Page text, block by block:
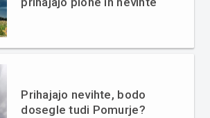
Prihajajo nevihte, bodo
dosegle tudi Pomurje?